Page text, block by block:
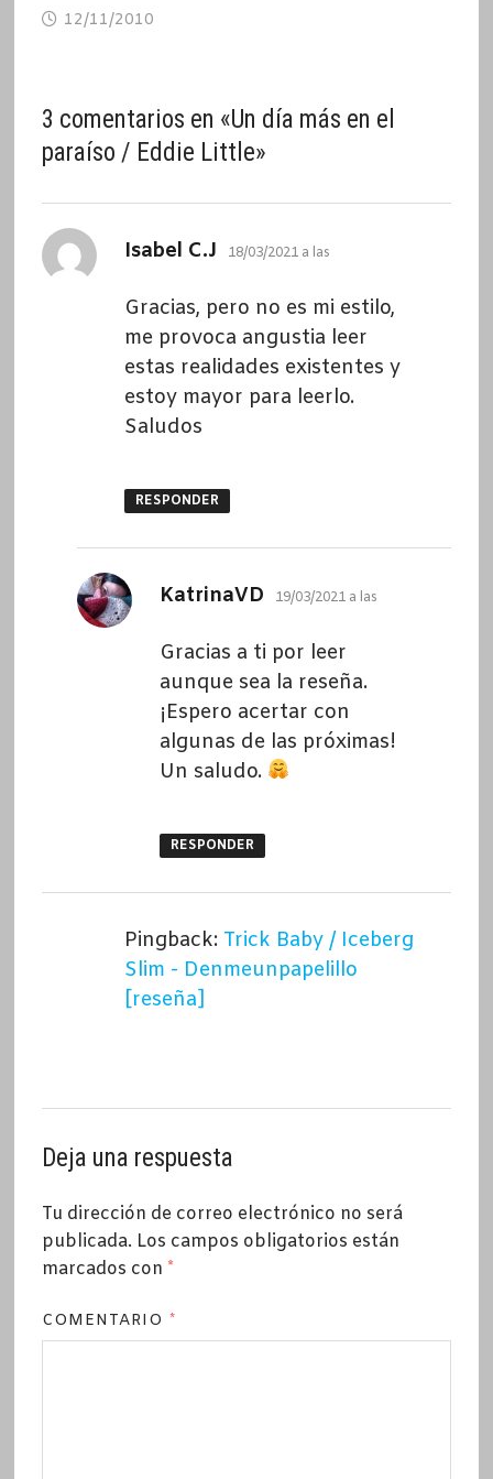
12/11/2010
3 comentarios en «Un día más en el
paraíso / Eddie Little»
Isabel C.J dice:
18/03/2021 a las
Gracias, pero no es mi estilo,
me provoca angustia leer
estas realidades existentes y
estoy mayor para leerlo.
Saludos
RESPONDER
KatrinaVD dice:
19/03/2021 a las
Gracias a ti por leer
aunque sea la reseña.
¡Espero acertar con
algunas de las próximas!
Un saludo.
RESPONDER
Pingback: Trick Baby / Iceberg
Slim - Denmeunpapelillo
[reseña]
Deja una respuesta
Tu dirección de correo electrónico no será
publicada. Los campos obligatorios están
marcados con *
COMENTARIO *